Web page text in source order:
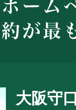
大阪守